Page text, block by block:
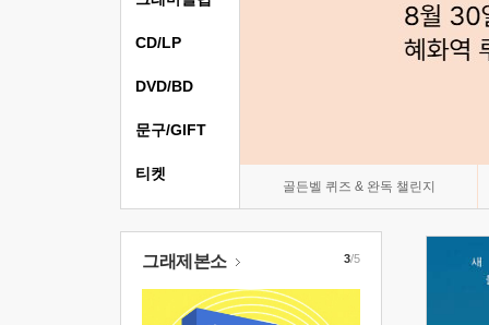
골든벨 퀴즈 & 완독 챌린지
CD/LP
DVD/BD
문구/GIFT
티켓
그래제본소 3/5